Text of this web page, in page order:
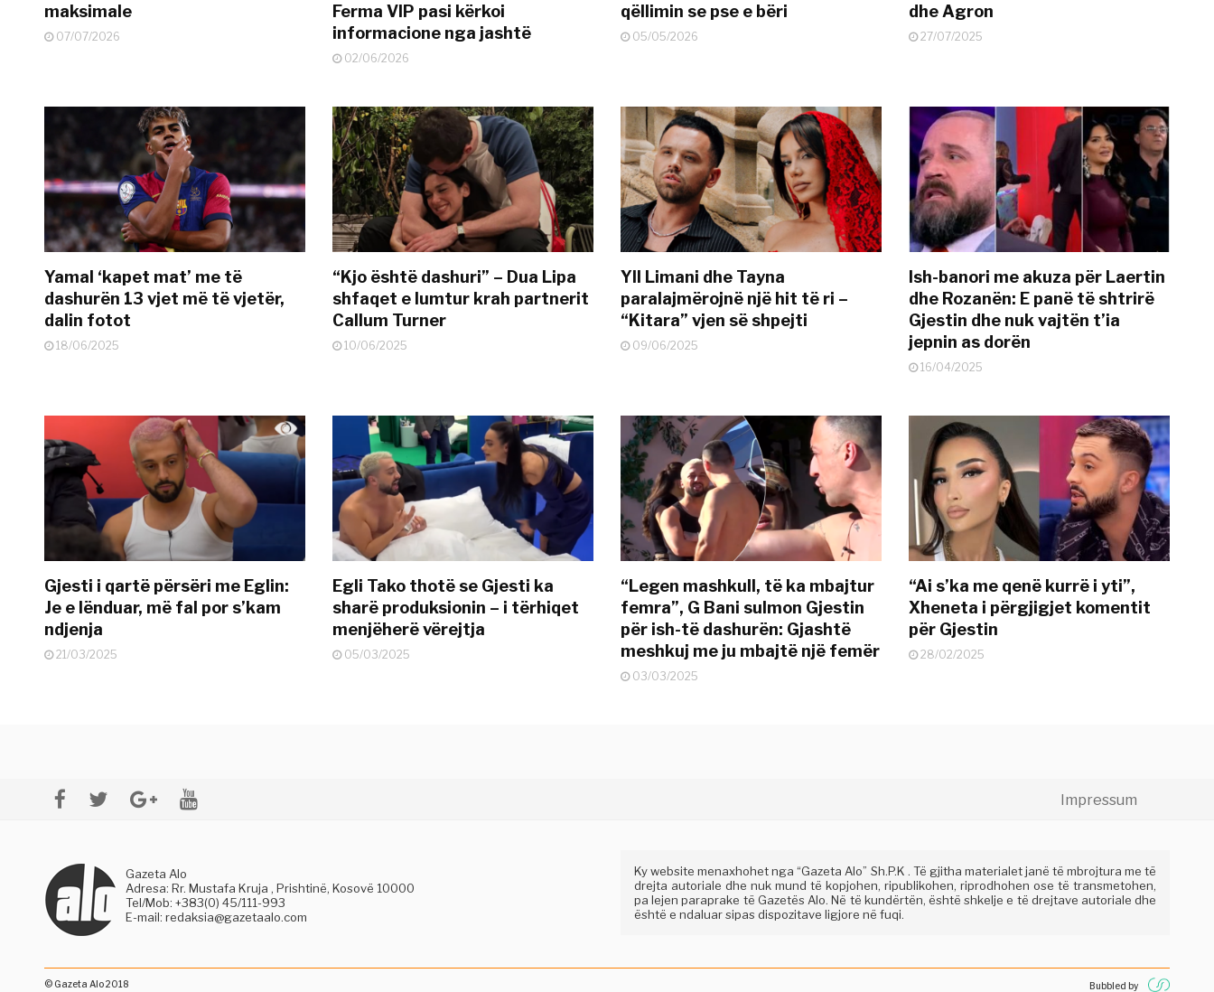
maksimale
07/07/2026
Ferma VIP pasi kërkoi
informacione nga jashtë
02/06/2026
qëllimin se pse e bëri
05/05/2026
dhe Agron
27/07/2025
Yamal ‘kapet mat’ me të
dashurën 13 vjet më të vjetër,
dalin fotot
18/06/2025
“Kjo është dashuri” – Dua Lipa
shfaqet e lumtur krah partnerit
Callum Turner
10/06/2025
Yll Limani dhe Tayna
paralajmërojnë një hit të ri –
“Kitara” vjen së shpejti
09/06/2025
Ish-banori me akuza për Laertin
dhe Rozanën: E panë të shtrirë
Gjestin dhe nuk vajtën t’ia
jepnin as dorën
16/04/2025
Gjesti i qartë përsëri me Eglin:
Je e lënduar, më fal por s’kam
ndjenja
21/03/2025
Egli Tako thotë se Gjesti ka
sharë produksionin – i tërhiqet
menjëherë vërejtja
05/03/2025
“Legen mashkull, të ka mbajtur
femra”, G Bani sulmon Gjestin
për ish-të dashurën: Gjashtë
meshkuj me ju mbajtë një femër
03/03/2025
“Ai s’ka me qenë kurrë i yti”,
Xheneta i përgjigjet komentit
për Gjestin
28/02/2025
Impressum
Gazeta Alo
Adresa: Rr. Mustafa Kruja , Prishtinë, Kosovë 10000
Tel/Mob: +383(0) 45/111-993
E-mail: redaksia@gazetaalo.com
Ky website menaxhohet nga “Gazeta Alo” Sh.P.K . Të gjitha materialet janë të mbrojtura me të
drejta autoriale dhe nuk mund të kopjohen, ripublikohen, riprodhohen ose të transmetohen,
pa lejen paraprake të Gazetës Alo. Në të kundërtën, është shkelje e të drejtave autoriale dhe
është e ndaluar sipas dispozitave ligjore në fuqi.
© Gazeta Alo 2018 Bubbled by